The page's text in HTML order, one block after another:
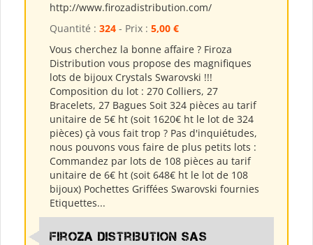
http://www.firozadistribution.com/
Quantité : 324 - Prix : 5,00 €
Vous cherchez la bonne affaire ? Firoza
Distribution vous propose des magnifiques
lots de bijoux Crystals Swarovski !!!
Composition du lot : 270 Colliers, 27
Bracelets, 27 Bagues Soit 324 pièces au tarif
unitaire de 5€ ht (soit 1620€ ht le lot de 324
pièces) çà vous fait trop ? Pas d'inquiétudes,
nous pouvons vous faire de plus petits lots :
Commandez par lots de 108 pièces au tarif
unitaire de 6€ ht (soit 648€ ht le lot de 108
bijoux) Pochettes Griffées Swarovski fournies
Etiquettes...
Firoza Distribution SAS